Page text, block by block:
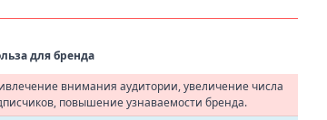
для бренда
внимания аудитории, увеличение числа
повышение узнаваемости бренда.